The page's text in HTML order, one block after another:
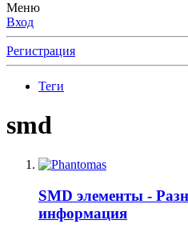
Меню
Вход
Регистрация
Теги
smd
SMD элементы -
информация